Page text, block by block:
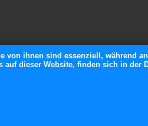
von ihnen sind essenziell, während
auf dieser Website, finden sich in der